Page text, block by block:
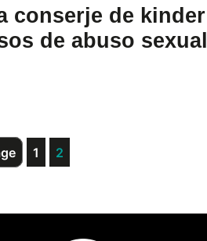
conserje de kinder
de abuso sexual
Page
1 Page
2